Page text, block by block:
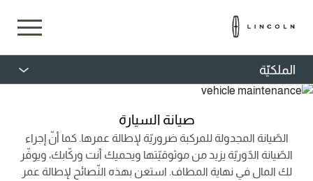
الملكيّة
صيانة السيارة
الصّيانة المجدولة للمركبة ضروريّة لإطالة عمرها. كما أنّ إجراء
الصّيانة الدّوريّة يزيد من موثوقيّتها ويحميك أنت وركّابك، ويوفّر
لك المال في نهاية المطاف. استعن بهذه النّصائح لإطالة عمر